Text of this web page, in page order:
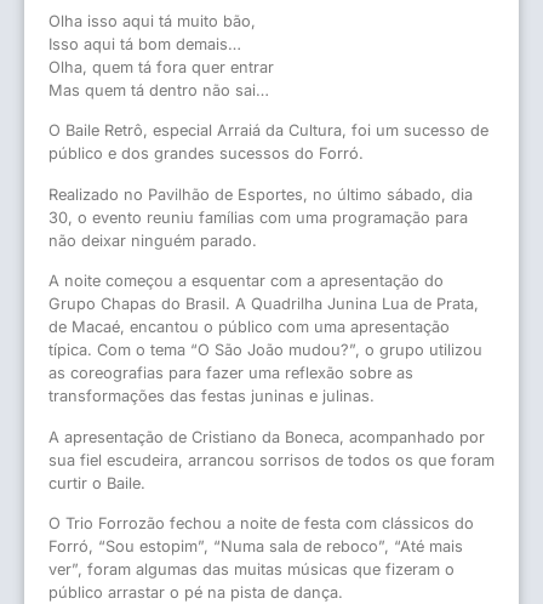
Olha isso aqui tá muito bão,
Isso aqui tá bom demais…
Olha, quem tá fora quer entrar
Mas quem tá dentro não sai…
O Baile Retrô, especial Arraiá da Cultura, foi um sucesso de
público e dos grandes sucessos do Forró.
Realizado no Pavilhão de Esportes, no último sábado, dia
30, o evento reuniu famílias com uma programação para
não deixar ninguém parado.
A noite começou a esquentar com a apresentação do
Grupo Chapas do Brasil. A Quadrilha Junina Lua de Prata,
de Macaé, encantou o público com uma apresentação
típica. Com o tema “O São João mudou?”, o grupo utilizou
as coreografias para fazer uma reflexão sobre as
transformações das festas juninas e julinas.
A apresentação de Cristiano da Boneca, acompanhado por
sua fiel escudeira, arrancou sorrisos de todos os que foram
curtir o Baile.
O Trio Forrozão fechou a noite de festa com clássicos do
Forró, “Sou estopim”, “Numa sala de reboco”, “Até mais
ver”, foram algumas das muitas músicas que fizeram o
público arrastar o pé na pista de dança.